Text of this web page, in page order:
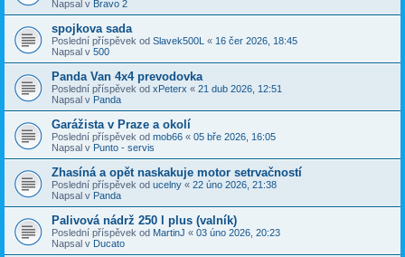
Napsal v Bravo 2
spojkova sada
Poslední příspěvek od Slavek500L « 16 čer 2026, 18:45
Napsal v 500
Panda Van 4x4 prevodovka
Poslední příspěvek od xPeterx « 21 dub 2026, 12:51
Napsal v Panda
Garážista v Praze a okolí
Poslední příspěvek od mob66 « 05 bře 2026, 16:05
Napsal v Punto - servis
Zhasíná a opět naskakuje motor setrvačností
Poslední příspěvek od ucelny « 22 úno 2026, 21:38
Napsal v Panda
Palivová nádrž 250 l plus (valník)
Poslední příspěvek od MartinJ « 03 úno 2026, 20:23
Napsal v Ducato